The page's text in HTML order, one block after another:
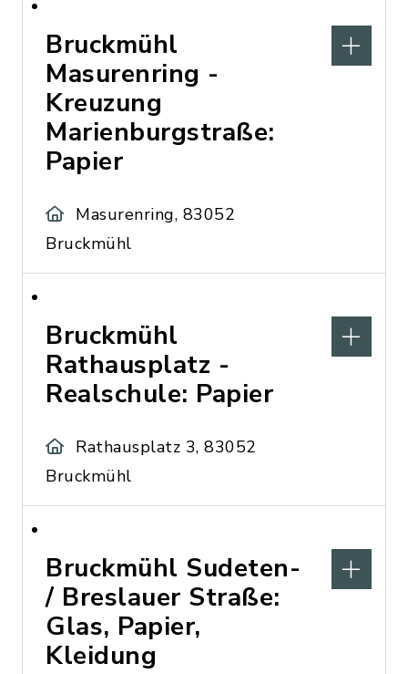
Bruckmühl
Masurenring -
Kreuzung
Marienburgstraße:
Papier
Masurenring, 83052
Bruckmühl
Bruckmühl
Rathausplatz -
Realschule: Papier
Rathausplatz 3, 83052
Bruckmühl
Bruckmühl Sudeten-
/ Breslauer Straße:
Glas, Papier,
Kleidung